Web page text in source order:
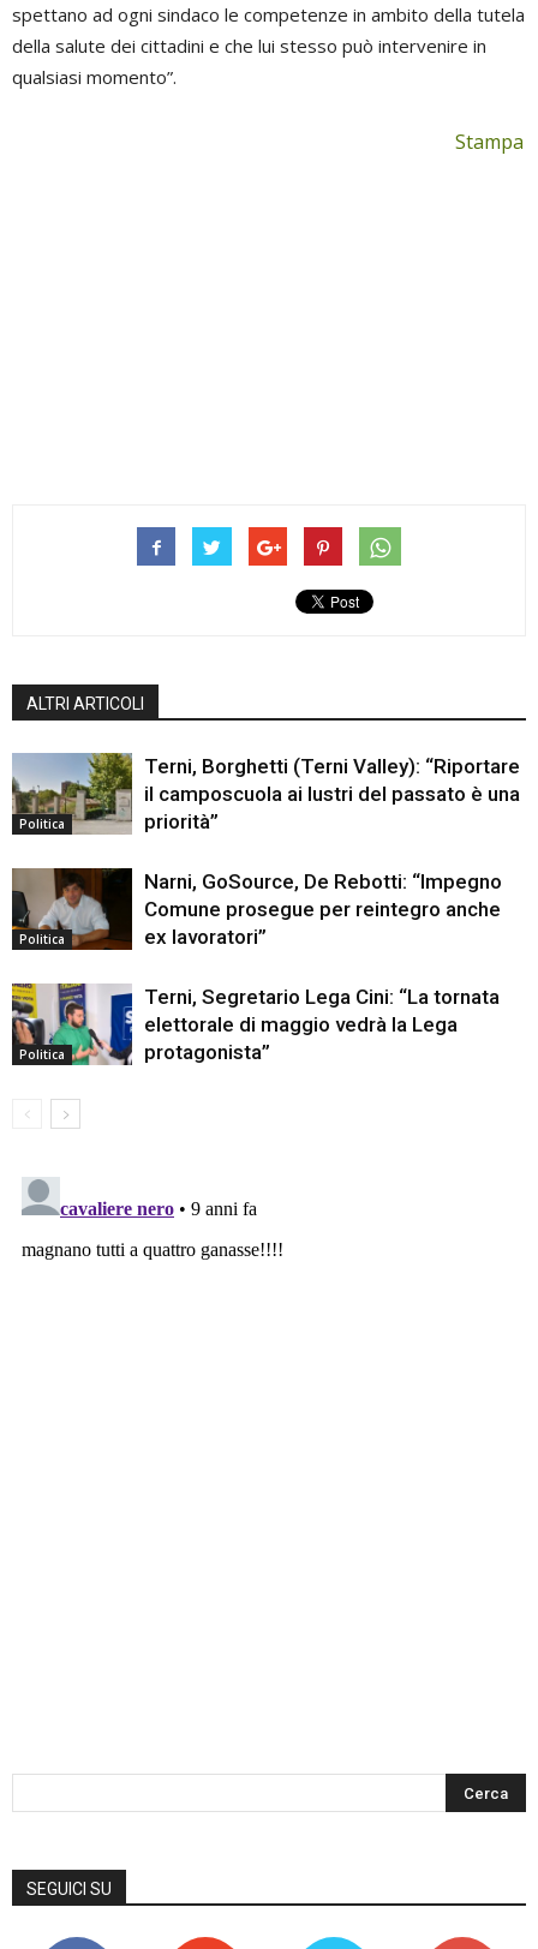
spettano ad ogni sindaco le competenze in ambito della tutela
della salute dei cittadini e che lui stesso può intervenire in
qualsiasi momento”.
Stampa
ALTRI ARTICOLI
Politica
Terni, Borghetti (Terni Valley): “Riportare
il camposcuola ai lustri del passato è una
priorità”
Politica
Narni, GoSource, De Rebotti: “Impegno
Comune prosegue per reintegro anche
ex lavoratori”
Politica
Terni, Segretario Lega Cini: “La tornata
elettorale di maggio vedrà la Lega
protagonista”
SEGUICI SU